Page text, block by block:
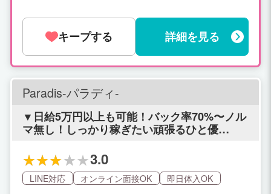
気軽にお問い合わせください。
キープする 詳細を見る
Paradis-パラディ-
▼日給5万円以上も可能！バック率70%〜ノル
マ無し！しっかり稼ぎたい頑張るひと優
3.0
LINE対応 オンライン面接OK 即日体入OK